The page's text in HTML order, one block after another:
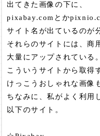
出てきた画像の下に、
pixabay.comとか
サイト名が出ているのが
それらのサイトには、商
大量にアップされている。
こういうサイトから取得
けっこうおしゃれな画像
ちなみに、私がよく利用
以下のサイト。